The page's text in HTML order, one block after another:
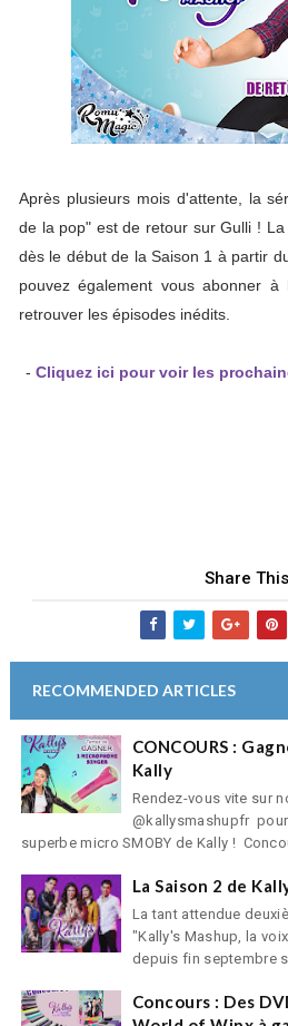
Après plusieurs mois d'attente, la
de la pop" est de retour sur Gulli !
dès le début de la Saison 1 à partir
pouvez également vous abonner à
retrouver les épisodes inédits.
-Cliquez ici pour voir les
Share
RECOMMENDED ARTICLES
CONCOURS :
Kally
Rendez-vous vite sur
@kallysmashupfr
superbe micro SMOBY de Kally !
La Saison 2 de
La tant attendue
"Kally's Mashup, la
depuis fin septembre
Concours : Des